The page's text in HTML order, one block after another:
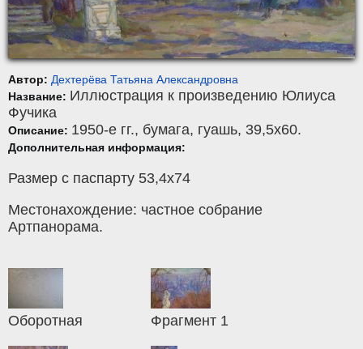
Автор: Дехтерёва Татьяна Александровна
Название: Иллюстрация к произведению Юлиуса
Фучика
Описание: 1950-е гг., бумага, гуашь, 39,5x60.
Дополнительная информация:
Размер с паспарту 53,4х74
Местонахождение: частное собрание
Артпанорама.
Оборотная Фрагмент 1